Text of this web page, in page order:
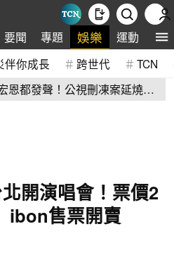
要聞 專題 娛樂 運動 全
伴你成長 跨世代 TCN
恩都發聲！公視刪凍案延燒
開演唱會！票價2
售票開賣